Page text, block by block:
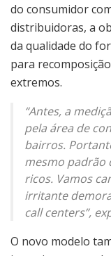
do consumidor
distribuidoras, a
da qualidade do
para
extremos.
“Antes, a
pela área de
bairros.
mesmo padrão
ricos. Vamos
irritante
call centers”,
O novo modelo